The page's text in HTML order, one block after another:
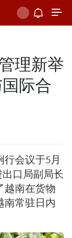
理新举
际合
会议于5月
口局副局长
越南在货物
南常驻日内